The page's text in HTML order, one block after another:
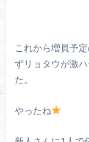
これから増員予
ずリョタウが激
た。
やったね